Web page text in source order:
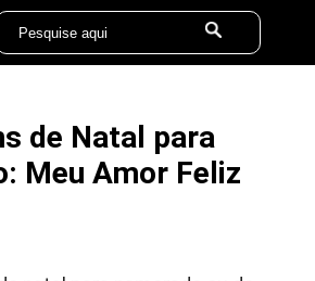
de Natal para
Meu Amor Feliz